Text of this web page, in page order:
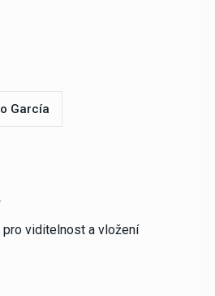
García
pro viditelnost a vložení